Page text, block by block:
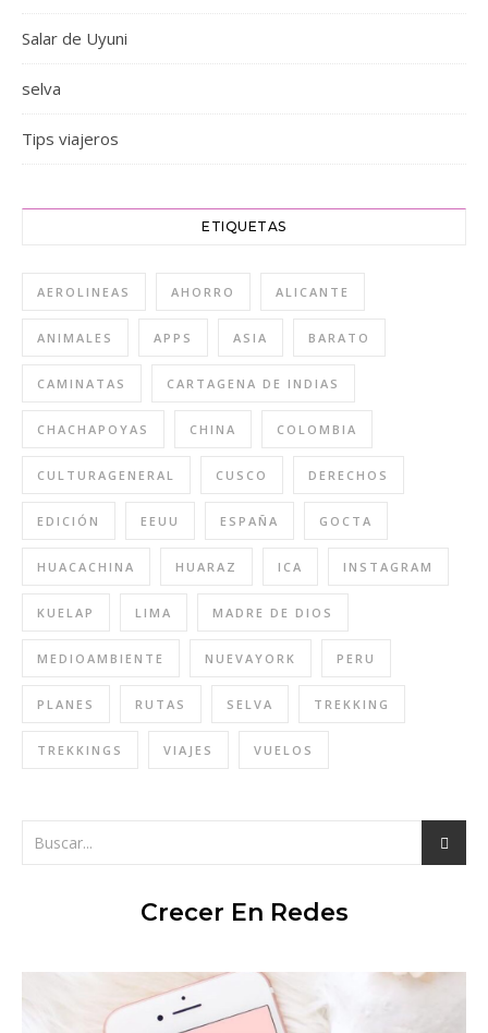
Salar de Uyuni
selva
Tips viajeros
ETIQUETAS
AEROLINEAS AHORRO ALICANTE
ANIMALES APPS ASIA BARATO
CAMINATAS CARTAGENA DE INDIAS
CHACHAPOYAS CHINA COLOMBIA
CULTURAGENERAL CUSCO DERECHOS
EDICIÓN EEUU ESPAÑA GOCTA
HUACACHINA HUARAZ ICA INSTAGRAM
KUELAP LIMA MADRE DE DIOS
MEDIOAMBIENTE NUEVAYORK PERU
PLANES RUTAS SELVA TREKKING
TREKKINGS VIAJES VUELOS
Crecer En Redes